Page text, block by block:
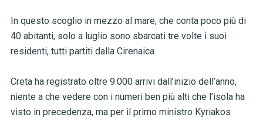
In questo scoglio in mezzo al mare, che conta poco più di
40 abitanti, solo a luglio sono sbarcati tre volte i suoi
residenti, tutti partiti dalla Cirenaica.
Creta ha registrato oltre 9.000 arrivi dall’inizio dell’anno,
niente a che vedere con i numeri ben più alti che l’isola ha
visto in precedenza, ma per il primo ministro Kyriakos